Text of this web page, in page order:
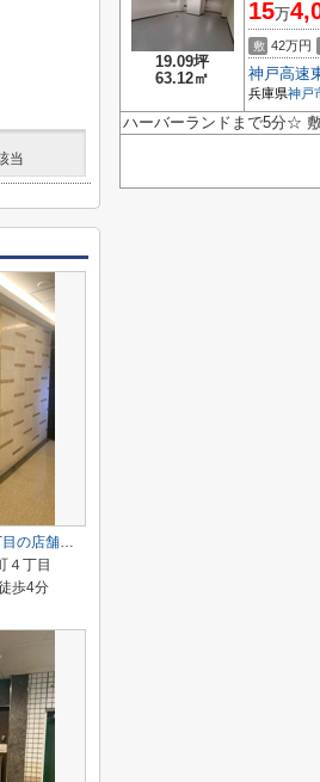
19.09坪
63.12㎡
15万
敷 42万円
神戸高速
兵庫県神戸
ハーバーランドまで5分☆
当
神戸市中央区加納町４丁目の店舗一部
４丁目
歩4分